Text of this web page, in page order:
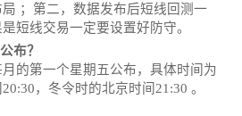
；第二，数据发布后短线回测一
短线交易一定要设置好防守。
布？
的第一个星期五公布，具体时间为
，冬令时的北京时间21:30‌‌ 。